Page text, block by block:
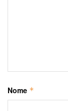
Nome *